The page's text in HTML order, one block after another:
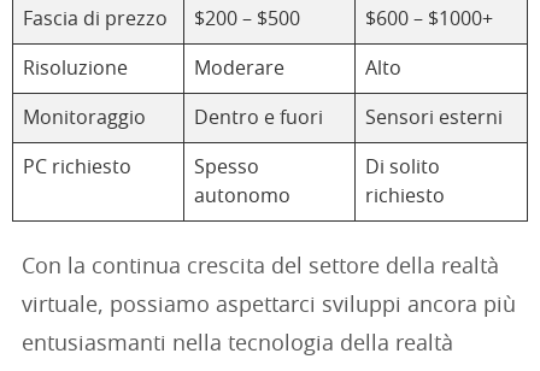
Fascia di prezzo $200 – $500 $600 – $1000+
Risoluzione Moderare Alto
Monitoraggio Dentro e fuori Sensori esterni
PC richiesto
Spesso
autonomo
Di solito
richiesto
Con la continua crescita del settore della realtà
virtuale, possiamo aspettarci sviluppi ancora più
entusiasmanti nella tecnologia della realtà